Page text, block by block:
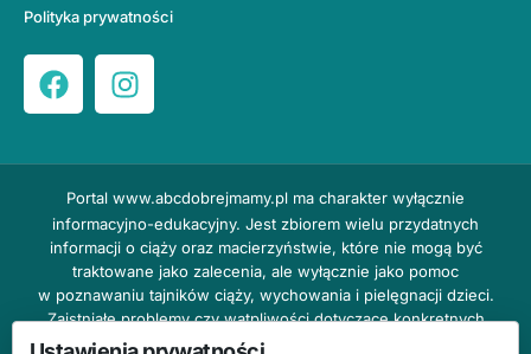
Polityka prywatności
Portal www.abcdobrejmamy.pl ma charakter wyłącznie
informacyjno-edukacyjny. Jest zbiorem wielu przydatnych
informacji o ciąży oraz macierzyństwie, które nie mogą być
traktowane jako zalecenia, ale wyłącznie jako pomoc
w poznawaniu tajników ciąży, wychowania i pielęgnacji dzieci.
Zaistniałe problemy czy wątpliwości dotyczące konkretnych
przypadków należy bezzwłocznie konsultować z prowadzącym